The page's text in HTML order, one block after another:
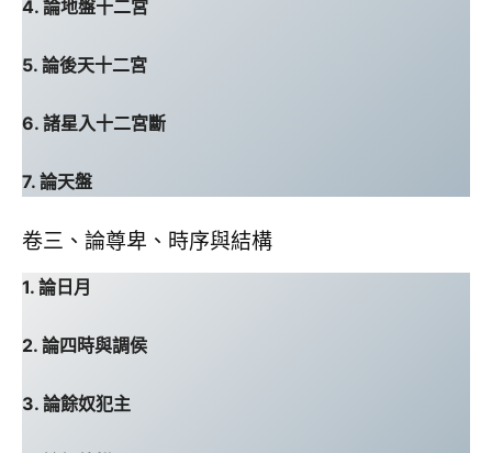
4. 論地盤十二宮
5. 論後天十二宮
6. 諸星入十二宮斷
7. 論天盤
卷三、論尊卑、時序與結構
1. 論日月
2. 論四時與調侯
3. 論餘奴犯主